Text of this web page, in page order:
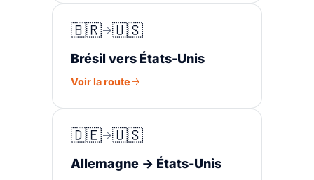
🇧🇷 🇺🇸
Brésil vers États-Unis
Voir la route
🇩🇪 🇺🇸
Allemagne → États-Unis